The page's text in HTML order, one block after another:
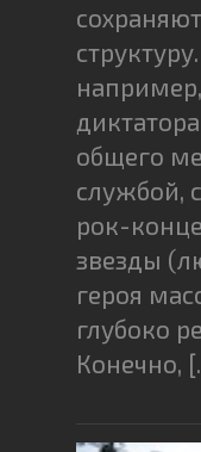
общего
службой,
рок-
звезды
героя
глубоко
Конечно,